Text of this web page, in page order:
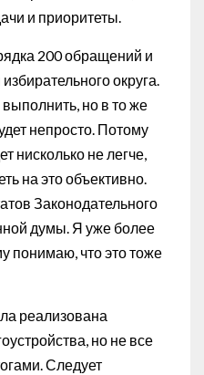
и приоритеты.
200 обращений и
округа.
но в то же
непросто. Потому
нисколько не легче,
на это объективно.
Законодательного
думы. Я уже более
понимаю, что это тоже
реализована
но не все
Следует